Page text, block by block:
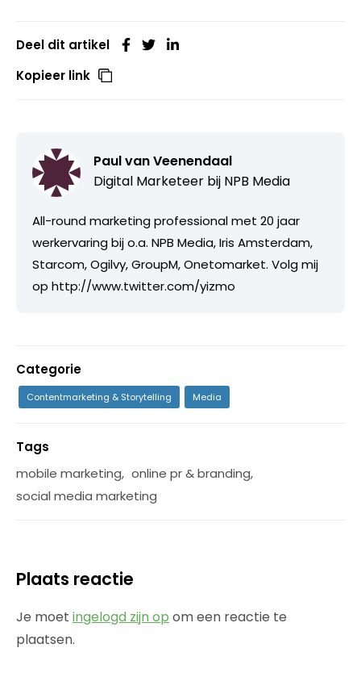
Deel dit artikel
Kopieer link
Paul van Veenendaal
Digital Marketeer bij NPB Media
All-round marketing professional met 20 jaar
werkervaring bij o.a. NPB Media, Iris Amsterdam,
Starcom, Ogilvy, GroupM, Onetomarket. Volg mij
op http://www.twitter.com/yizmo
Categorie
Contentmarketing & Storytelling Media
Tags
mobile marketing, online pr & branding,
social media marketing
Plaats reactie
Je moet ingelogd zijn op om een reactie te
plaatsen.